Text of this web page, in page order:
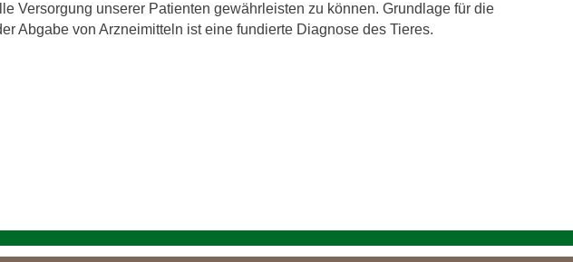
Versorgung unserer Patienten gewährleisten zu können. Grundlage für die
Abgabe von Arzneimitteln ist eine fundierte Diagnose des Tieres.